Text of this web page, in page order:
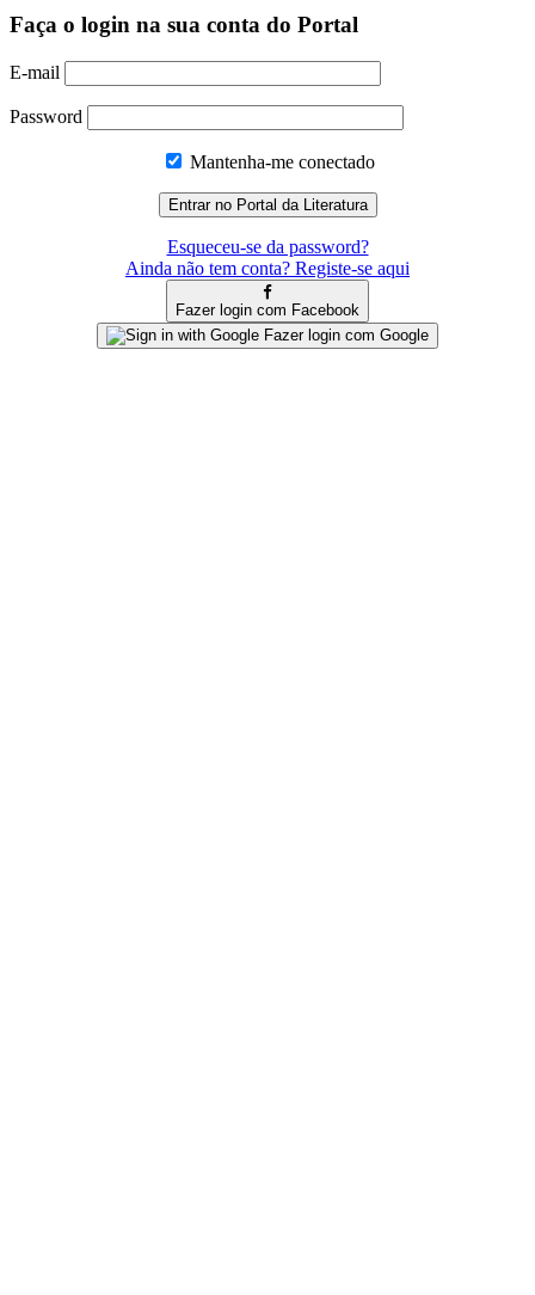
Faça o login na sua conta do Portal
E-mail
Password
Mantenha-me conectado
Esqueceu-se da password?
Ainda não tem conta? Registe-se aqui
Fazer login com Facebook
Fazer login com Google